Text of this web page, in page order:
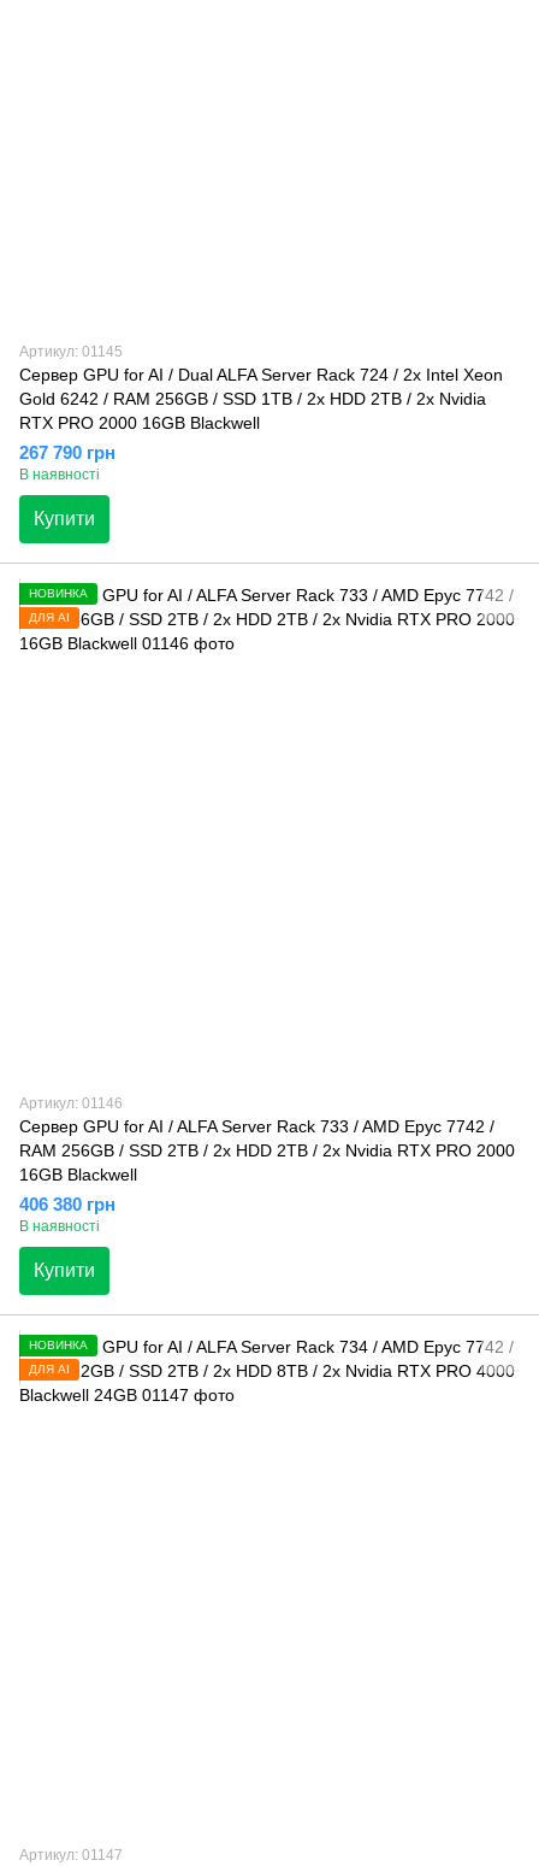
Артикул: 01145
Сервер GPU for AI / Dual ALFA Server Rack 724 / 2х Intel Xeon
Gold 6242 / RAM 256GB / SSD 1TB / 2x HDD 2TB / 2x Nvidia
RTX PRO 2000 16GB Blackwell
267 790 грн
В наявності
Купити
НОВИНКА
ДЛЯ AI
Артикул: 01146
Сервер GPU for AI / ALFA Server Rack 733 / AMD Epyc 7742 /
RAM 256GB / SSD 2TB / 2x HDD 2TB / 2x Nvidia RTX PRO 2000
16GB Blackwell
406 380 грн
В наявності
Купити
НОВИНКА
ДЛЯ AI
Артикул: 01147